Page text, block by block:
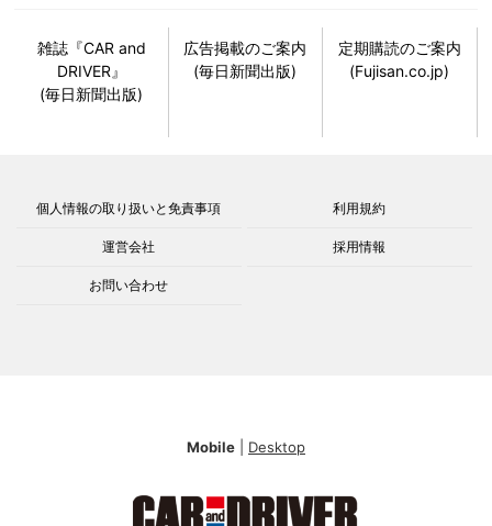
雑誌『CAR and
DRIVER』
(毎日新聞出版)
広告掲載のご案内
(毎日新聞出版)
定期購読のご案内
(Fujisan.co.jp)
個人情報の取り扱いと免責事項 利用規約
運営会社 採用情報
お問い合わせ
Mobile Desktop